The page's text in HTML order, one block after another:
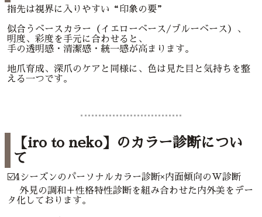
指先は視界に入りやすい“印象の要”
似合うベースカラー（イエローベース/ブルーベース）、
明度、彩度を手元に合わせると、
手の透明感・清潔感・統一感が高まります。
地爪育成、深爪のケアと同様に、色は見た目と気持ちを整
える一つです。
【iro to neko】のカラー診断につい
て
☑️4シーズンのパーソナルカラー診断×内面傾向のW診断
外見の調和＋性格特性診断を組み合わせた内外美をデー
タ化しております。